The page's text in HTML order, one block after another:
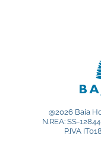
@2026 Baia
N.REA: SS-
P.IVA